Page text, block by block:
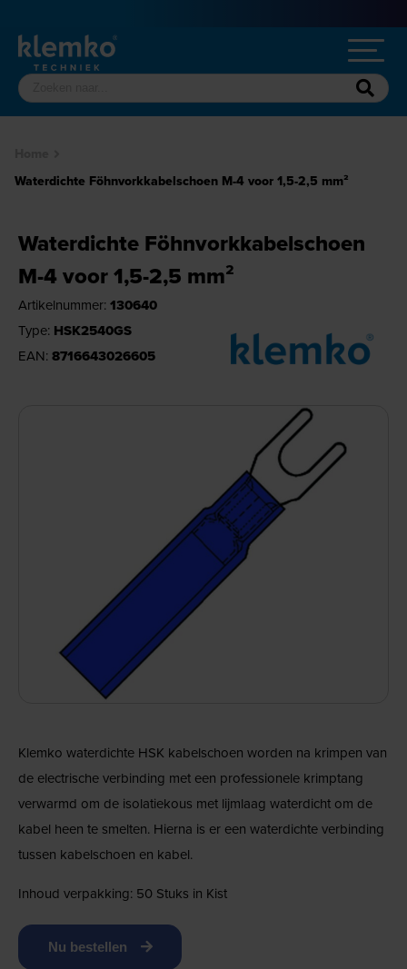
Waterdichte Föhnvorkkabelschoen M-4 voor 1,5-2,5 mm²
Waterdichte Föhnvorkkabelschoen
M-4 voor 1,5-2,5 mm²
Artikelnummer: 130640
Type: HSK2540GS
EAN: 8716643026605
Klemko waterdichte HSK kabelschoen worden na krimpen van
de electrische verbinding met een professionele krimptang
verwarmd om de isolatiekous met lijmlaag waterdicht om de
kabel heen te smelten. Hierna is er een waterdichte verbinding
tussen kabelschoen en kabel.
Inhoud verpakking: 50 Stuks in Kist
Nu bestellen